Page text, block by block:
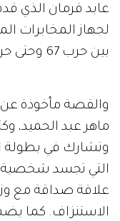
عابد قرمان الذي
لجهاز المخابرات
بين حرب 67 وحتى حرب تشرين أو حرب أكتوبر عام 1973.
والقصة مأخوذة عن
ماهر عبد الحميد،
وتشارك في بطولة
التي تجسد شخصية
علاقة صداقة مع
الاستنزاف. كما